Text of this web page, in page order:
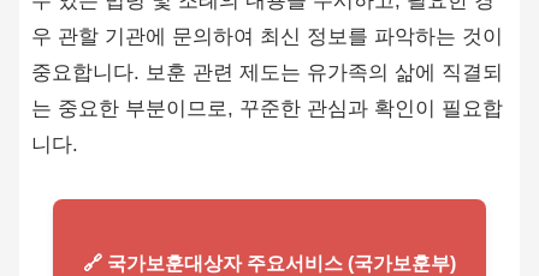
우 관할 기관에 문의하여 최신 정보를 파악하는 것이
중요합니다. 보훈 관련 제도는 유가족의 삶에 직결되
는 중요한 부분이므로, 꾸준한 관심과 확인이 필요합
니다.
🔗 국가보훈대상자 주요서비스 (국가보훈부)